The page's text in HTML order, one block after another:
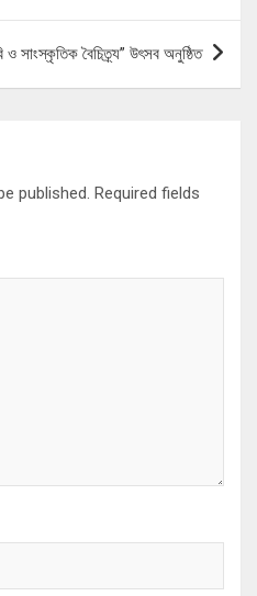
ও সাংস্কৃতিক বৈচিত্র্য” উৎসব অনুষ্ঠিত
published. Required fields